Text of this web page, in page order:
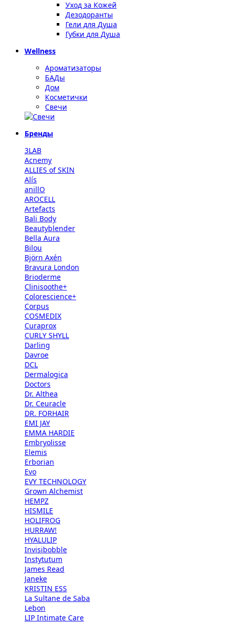
Уход за Кожей
Дезодоранты
Гели для Душа
Губки для Душа
Wellness
Ароматизаторы
БАДы
Дом
Косметички
Свечи
Бренды
3LAB
Acnemy
ALLIES of SKIN
Alís
anillO
AROCELL
Artefacts
Bali Body
Beautyblender
Bella Aura
Bilou
Björn Axén
Bravura London
Brioderme
Clinisoothe+
Colorescience+
Corpus
COSMEDIX
Curaprox
CURLY SHYLL
Darling
Davroe
DCL
Dermalogica
Doctors
Dr. Althea
Dr. Ceuracle
DR. FORHAIR
EMI JAY
EMMA HARDIE
Embryolisse
Elemis
Erborian
Evo
EVY TECHNOLOGY
Grown Alchemist
HEMPZ
HISMILE
HOLIFROG
HURRAW!
HYALULIP
Invisibobble
Instytutum
James Read
Janeke
KRISTIN ESS
La Sultane de Saba
Lebon
LIP Intimate Care